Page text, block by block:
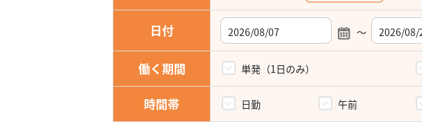
日付 ～
働く期間 単発（1日のみ）
時間帯 日勤 午前